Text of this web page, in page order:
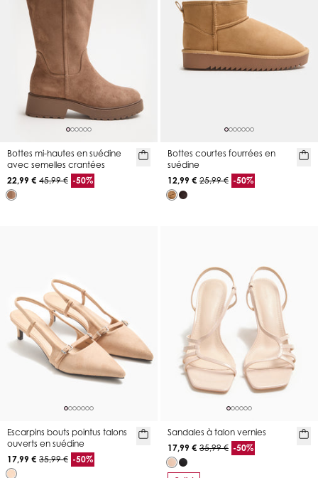
Bottes mi-hautes en suédine
avec semelles crantées
22,99 € 45,99 € -50%
Bottes courtes fourrées en
suédine
12,99 € 25,99 € -50%
Escarpins bouts pointus talons
ouverts en suédine
17,99 € 35,99 € -50%
Sandales à talon vernies
17,99 € 35,99 € -50%